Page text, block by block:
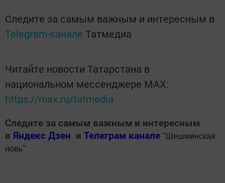
Следите за самым важным и интересным в
Telegram-канале Татмедиа
Читайте новости Татарстана в
национальном мессенджере MАХ:
https://max.ru/tatmedia
Следите за самым важным и интересным
в Яндекс Дзен и Телеграм канале " Шешминская
новь"